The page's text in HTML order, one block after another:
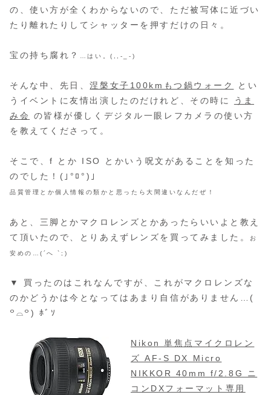
の、使い方が全くわからないので、ただ被写体に近づい
たり離れたりしてシャッターを押すだけの日々。
宝の持ち腐れ？ …はい。(,,-_-)
そんな中、先日、涅槃女子100kmもつ鍋ウォーク
とい
うイベントに友情出演したのだけれど、その時に
うま
み会
の皆様が優しくデジタル一眼レフカメラの使い方
を教えてくださって。
そこで、f とか ISO とかいう呪文があることを知った
のでした！(｣°ﾛ°)｣
品質管理とか個人情報の類かと思ったら大間違いなんだぜ！
あと、三脚とかマクロレンズとかあったらいいよと教え
て頂いたので、とりあえずレンズを買ってみました。
お
安めの…(´へ `;)
▼ 買ったのはこれなんですが、これがマクロレンズな
のかどうかは今となってはあまり自信がありません…(
꒪⌓꒪) ﾎﾞｿ
Nikon 単焦点マイクロレン
ズ AF-S DX Micro
NIKKOR 40mm f/2.8G ニ
コンDXフォーマット専用